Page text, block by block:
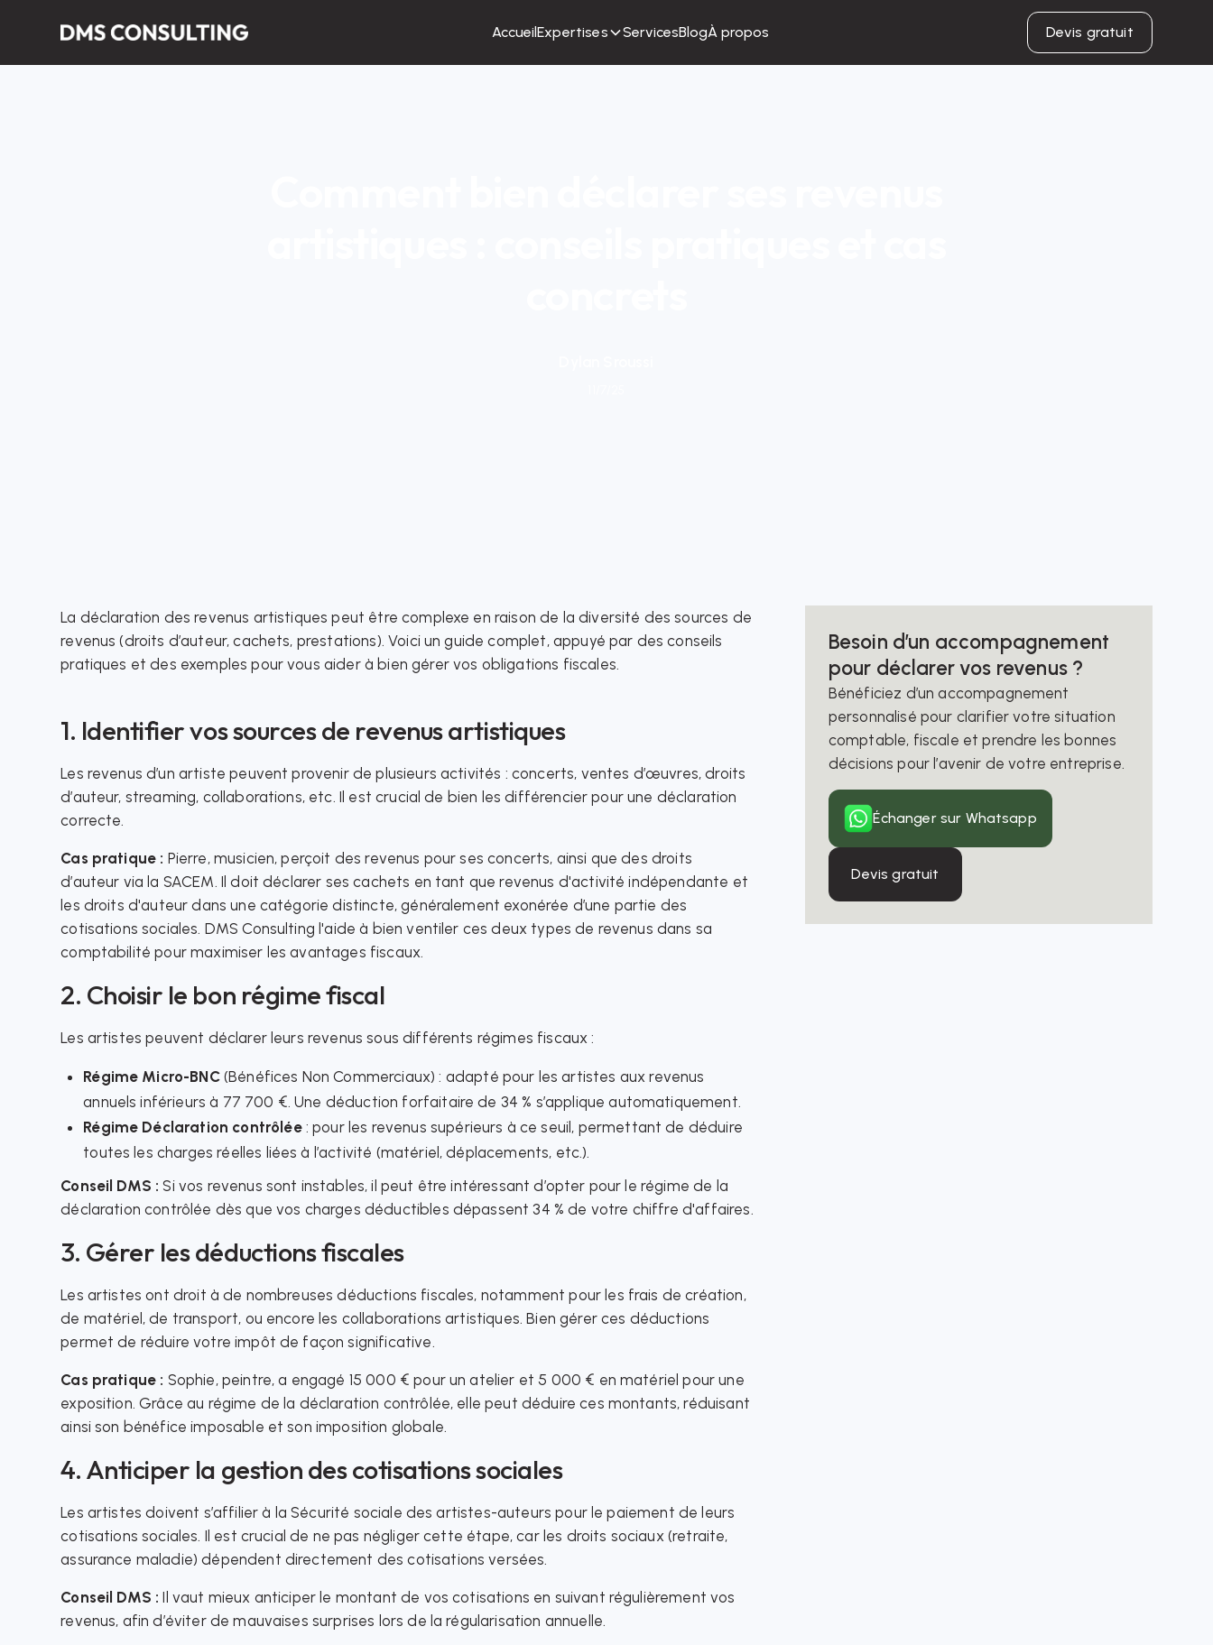
AccueilExpertises ServicesBlogÀ propos Devis gratuit
La déclaration des revenus artistiques peut être complexe en raison de la diversité des sources de
revenus (droits d’auteur, cachets, prestations). Voici un guide complet, appuyé par des conseils
pratiques et des exemples pour vous aider à bien gérer vos obligations fiscales.
1. Identifier vos sources de revenus artistiques
Les revenus d’un artiste peuvent provenir de plusieurs activités : concerts, ventes d’œuvres, droits
d’auteur, streaming, collaborations, etc. Il est crucial de bien les différencier pour une déclaration
correcte.
Cas pratique : Pierre, musicien, perçoit des revenus pour ses concerts, ainsi que des droits
d’auteur via la SACEM. Il doit déclarer ses cachets en tant que revenus d'activité indépendante et
les droits d'auteur dans une catégorie distincte, généralement exonérée d’une partie des
cotisations sociales. DMS Consulting l'aide à bien ventiler ces deux types de revenus dans sa
comptabilité pour maximiser les avantages fiscaux.
2. Choisir le bon régime fiscal
Les artistes peuvent déclarer leurs revenus sous différents régimes fiscaux :
Régime Micro-BNC(Bénéfices Non Commerciaux) : adapté pour les artistes aux revenus
annuels inférieurs à 77 700 €. Une déduction forfaitaire de 34 % s’applique automatiquement.
Régime Déclaration contrôlée: pour les revenus supérieurs à ce seuil, permettant de déduire
toutes les charges réelles liées à l’activité (matériel, déplacements, etc.).
Conseil DMS : Si vos revenus sont instables, il peut être intéressant d’opter pour le régime de la
déclaration contrôlée dès que vos charges déductibles dépassent 34 % de votre chiffre d'affaires.
3. Gérer les déductions fiscales
Les artistes ont droit à de nombreuses déductions fiscales, notamment pour les frais de création,
de matériel, de transport, ou encore les collaborations artistiques. Bien gérer ces déductions
permet de réduire votre impôt de façon significative.
Cas pratique : Sophie, peintre, a engagé 15 000 € pour un atelier et 5 000 € en matériel pour une
exposition. Grâce au régime de la déclaration contrôlée, elle peut déduire ces montants, réduisant
ainsi son bénéfice imposable et son imposition globale.
4. Anticiper la gestion des cotisations sociales
Les artistes doivent s’affilier à la Sécurité sociale des artistes-auteurs pour le paiement de leurs
cotisations sociales. Il est crucial de ne pas négliger cette étape, car les droits sociaux (retraite,
assurance maladie) dépendent directement des cotisations versées.
Conseil DMS : Il vaut mieux anticiper le montant de vos cotisations en suivant régulièrement vos
revenus, afin d’éviter de mauvaises surprises lors de la régularisation annuelle.
Besoin d’un accompagnement
pour déclarer vos revenus ?
Bénéficiez d’un accompagnement
personnalisé pour clarifier votre situation
comptable, fiscale et prendre les bonnes
décisions pour l’avenir de votre entreprise.
Échanger sur Whatsapp
Devis gratuit